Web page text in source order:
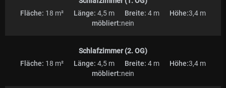
Fläche: 18 m² Länge: 4,5 m Breite: 4 m Höhe:3,4 m
möbliert:nein
Schlafzimmer (2. OG)
Fläche: 18 m² Länge: 4,5 m Breite: 4 m Höhe:3,4 m
möbliert:nein